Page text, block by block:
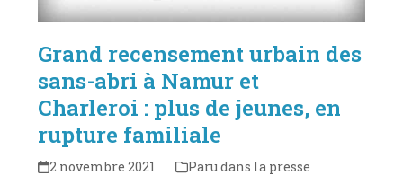
Grand recensement urbain des
sans-abri à Namur et
Charleroi : plus de jeunes, en
rupture familiale
2 novembre 2021 Paru dans la presse